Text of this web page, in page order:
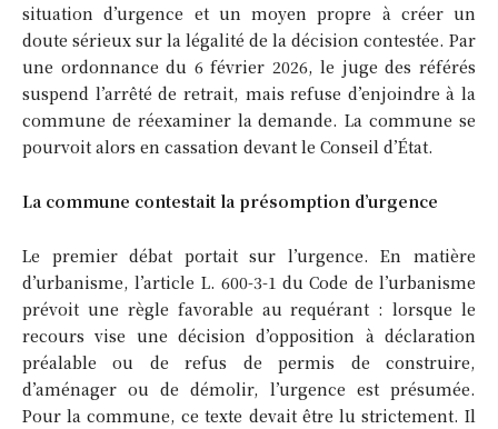
situation d’urgence et un moyen propre à créer un
doute sérieux sur la légalité de la décision contestée. Par
une ordonnance du 6 février 2026, le juge des référés
suspend l’arrêté de retrait, mais refuse d’enjoindre à la
commune de réexaminer la demande. La commune se
pourvoit alors en cassation devant le Conseil d’État.
La commune contestait la présomption d’urgence
Le premier débat portait sur l’urgence. En matière
d’urbanisme, l’article L. 600-3-1 du Code de l’urbanisme
prévoit une règle favorable au requérant : lorsque le
recours vise une décision d’opposition à déclaration
préalable ou de refus de permis de construire,
d’aménager ou de démolir, l’urgence est présumée.
Pour la commune, ce texte devait être lu strictement. Il